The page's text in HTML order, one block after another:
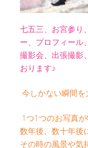
七五三、お宮参り
ー、 プロフィール、
撮影会、出張撮影
おります♪
今しかない瞬間を
1つ1つのお写真
数年後、数十年後
その時の風景や気